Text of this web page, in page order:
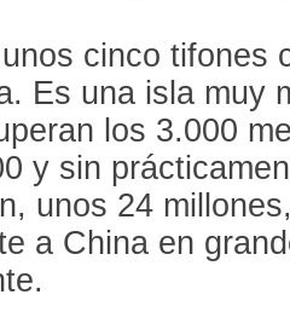
cinco tifones
Es una isla muy
los 3.000
y sin
unos 24
a China en